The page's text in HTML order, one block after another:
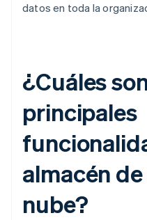
datos en toda la
¿Cuáles
principales
almacén
nube?